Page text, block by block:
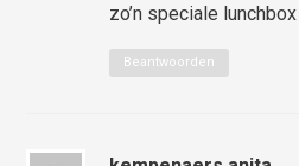
zo’n speciale lunchbox
Beantwoorden